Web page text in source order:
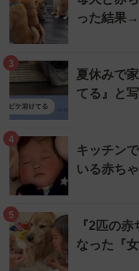
った結果
3
夏休みで
てる』と
4
キッチン
いる赤ち
5
『2匹の
なった『